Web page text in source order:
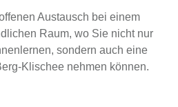
Austausch bei einem
Raum, wo Sie nicht nur
sondern auch eine
Klischee nehmen können.